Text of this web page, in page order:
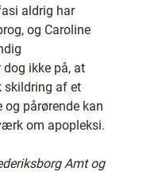
aldrig har
og Caroline
ikke på, at
skildring af et
pårørende kan
om apopleksi.
Amt og